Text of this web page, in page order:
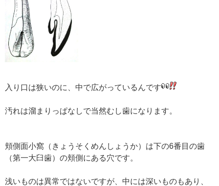
入り口は狭いのに、中で広がっているんです
汚れは溜まりっぱなしで当然むし歯になります。
頬側面小窩（きょうそくめんしょうか）は下の6番目の歯
（第一大臼歯）の頬側にある穴です。
浅いものは異常ではないですが、中には深いものもあり、